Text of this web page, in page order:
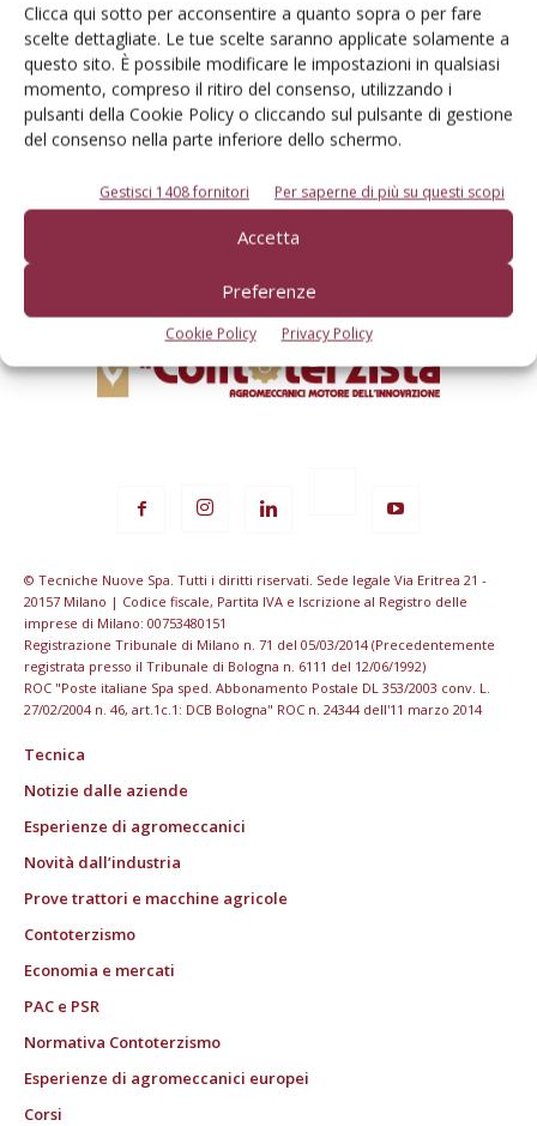
Clicca qui sotto per acconsentire a quanto sopra o per fare
scelte dettagliate. Le tue scelte saranno applicate solamente a
questo sito. È possibile modificare le impostazioni in qualsiasi
momento, compreso il ritiro del consenso, utilizzando i
pulsanti della Cookie Policy o cliccando sul pulsante di gestione
del consenso nella parte inferiore dello schermo.
Gestisci 1408 fornitori Per saperne di più su questi scopi
Accetta
Preferenze
Cookie Policy Privacy Policy
Rimani aggiornato sul mondo
dell’agricoltura
Iscriviti alle nostre newsletter
© Tecniche Nuove Spa. Tutti i diritti riservati. Sede legale Via Eritrea 21 -
20157 Milano | Codice fiscale, Partita IVA e Iscrizione al Registro delle
imprese di Milano: 00753480151
Registrazione Tribunale di Milano n. 71 del 05/03/2014 (Precedentemente
registrata presso il Tribunale di Bologna n. 6111 del 12/06/1992)
ROC "Poste italiane Spa sped. Abbonamento Postale DL 353/2003 conv. L.
27/02/2004 n. 46, art.1c.1: DCB Bologna" ROC n. 24344 dell'11 marzo 2014
Tecnica
Notizie dalle aziende
Esperienze di agromeccanici
Novità dall’industria
Prove trattori e macchine agricole
Contoterzismo
Economia e mercati
PAC e PSR
Normativa Contoterzismo
Esperienze di agromeccanici europei
Corsi